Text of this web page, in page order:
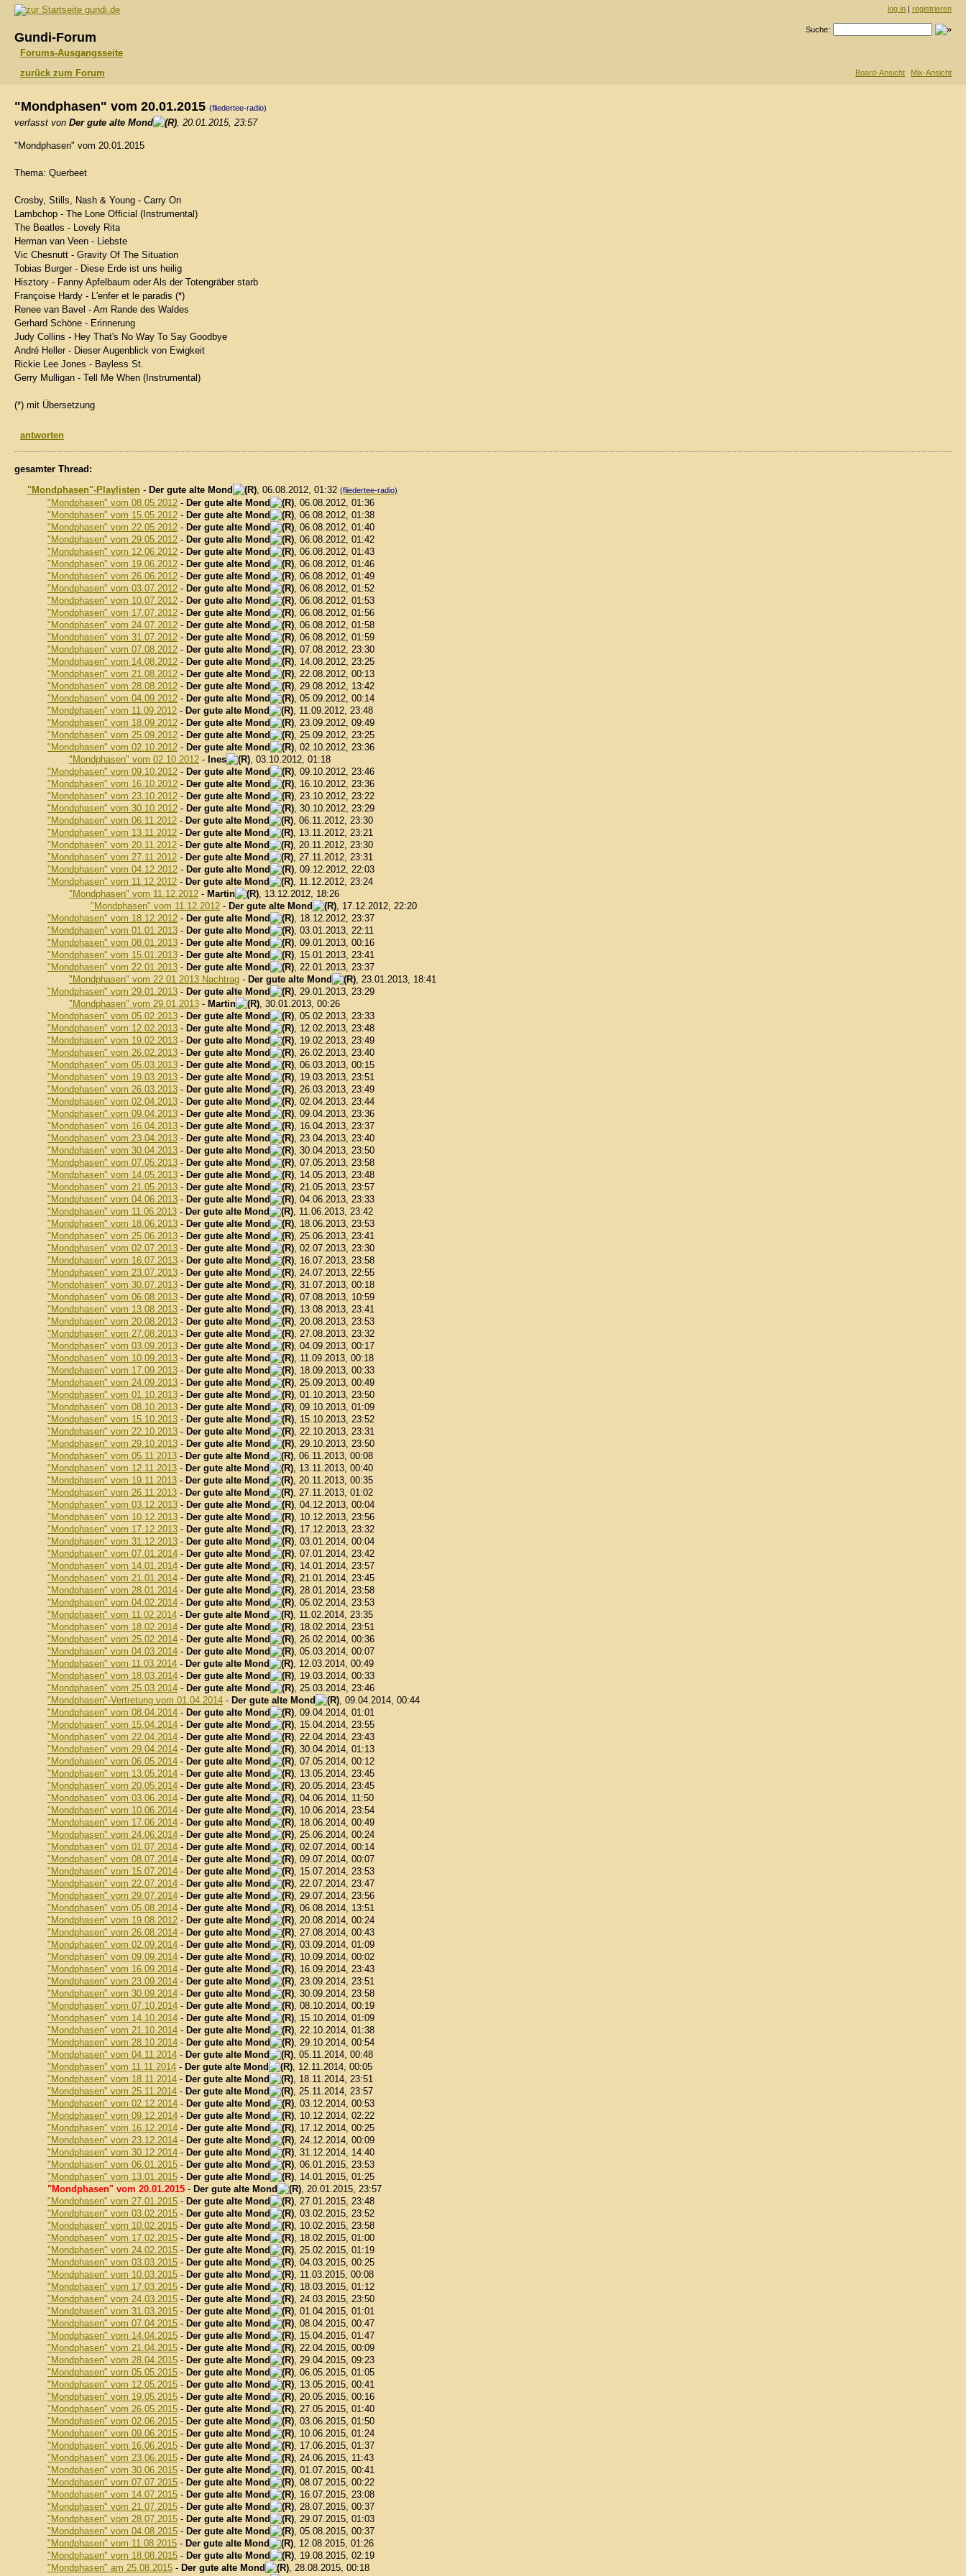
gundi.de
Gundi-Forum
Forums-Ausgangsseite
log in | registrieren
Suche:
zurück zum Forum Board-Ansicht Mix-Ansicht
"Mondphasen" vom 20.01.2015 (fliedertee-radio)
verfasst von Der gute alte Mond , 20.01.2015, 23:57
"Mondphasen" vom 20.01.2015
Thema: Querbeet
Crosby, Stills, Nash & Young - Carry On
Lambchop - The Lone Official (Instrumental)
The Beatles - Lovely Rita
Herman van Veen - Liebste
Vic Chesnutt - Gravity Of The Situation
Tobias Burger - Diese Erde ist uns heilig
Hisztory - Fanny Apfelbaum oder Als der Totengräber starb
Françoise Hardy - L'enfer et le paradis (*)
Renee van Bavel - Am Rande des Waldes
Gerhard Schöne - Erinnerung
Judy Collins - Hey That's No Way To Say Goodbye
André Heller - Dieser Augenblick von Ewigkeit
Rickie Lee Jones - Bayless St.
Gerry Mulligan - Tell Me When (Instrumental)
(*) mit Übersetzung
antworten
gesamter Thread:
"Mondphasen"-Playlisten - Der gute alte Mond , 06.08.2012, 01:32 (fliedertee-radio)
"Mondphasen" vom 08.05.2012 - Der gute alte Mond
, 06.08.2012, 01:36
"Mondphasen" vom 15.05.2012 - Der gute alte Mond
, 06.08.2012, 01:38
"Mondphasen" vom 22.05.2012 - Der gute alte Mond
, 06.08.2012, 01:40
"Mondphasen" vom 29.05.2012 - Der gute alte Mond
, 06.08.2012, 01:42
"Mondphasen" vom 12.06.2012 - Der gute alte Mond
, 06.08.2012, 01:43
"Mondphasen" vom 19.06.2012 - Der gute alte Mond
, 06.08.2012, 01:46
"Mondphasen" vom 26.06.2012 - Der gute alte Mond
, 06.08.2012, 01:49
"Mondphasen" vom 03.07.2012 - Der gute alte Mond
, 06.08.2012, 01:52
"Mondphasen" vom 10.07.2012 - Der gute alte Mond
, 06.08.2012, 01:53
"Mondphasen" vom 17.07.2012 - Der gute alte Mond
, 06.08.2012, 01:56
"Mondphasen" vom 24.07.2012 - Der gute alte Mond
, 06.08.2012, 01:58
"Mondphasen" vom 31.07.2012 - Der gute alte Mond
, 06.08.2012, 01:59
"Mondphasen" vom 07.08.2012 - Der gute alte Mond
, 07.08.2012, 23:30
"Mondphasen" vom 14.08.2012 - Der gute alte Mond
, 14.08.2012, 23:25
"Mondphasen" vom 21.08.2012 - Der gute alte Mond
, 22.08.2012, 00:13
"Mondphasen" vom 28.08.2012 - Der gute alte Mond
, 29.08.2012, 13:42
"Mondphasen" vom 04.09.2012 - Der gute alte Mond
, 05.09.2012, 00:14
"Mondphasen" vom 11.09.2012 - Der gute alte Mond
, 11.09.2012, 23:48
"Mondphasen" vom 18.09.2012 - Der gute alte Mond
, 23.09.2012, 09:49
"Mondphasen" vom 25.09.2012 - Der gute alte Mond
, 25.09.2012, 23:25
"Mondphasen" vom 02.10.2012 - Der gute alte Mond
, 02.10.2012, 23:36
"Mondphasen" vom 02.10.2012 - Ines
, 03.10.2012, 01:18
"Mondphasen" vom 09.10.2012 - Der gute alte Mond
, 09.10.2012, 23:46
"Mondphasen" vom 16.10.2012 - Der gute alte Mond
, 16.10.2012, 23:36
"Mondphasen" vom 23.10.2012 - Der gute alte Mond
, 23.10.2012, 23:22
"Mondphasen" vom 30.10.2012 - Der gute alte Mond
, 30.10.2012, 23:29
"Mondphasen" vom 06.11.2012 - Der gute alte Mond
, 06.11.2012, 23:30
"Mondphasen" vom 13.11.2012 - Der gute alte Mond
, 13.11.2012, 23:21
"Mondphasen" vom 20.11.2012 - Der gute alte Mond
, 20.11.2012, 23:30
"Mondphasen" vom 27.11.2012 - Der gute alte Mond
, 27.11.2012, 23:31
"Mondphasen" vom 04.12.2012 - Der gute alte Mond
, 09.12.2012, 22:03
"Mondphasen" vom 11.12.2012 - Der gute alte Mond
, 11.12.2012, 23:24
"Mondphasen" vom 11.12.2012 - Martin
, 13.12.2012, 18:26
"Mondphasen" vom 11.12.2012 - Der gute alte Mond
, 17.12.2012, 22:20
"Mondphasen" vom 18.12.2012 - Der gute alte Mond
, 18.12.2012, 23:37
"Mondphasen" vom 01.01.2013 - Der gute alte Mond
, 03.01.2013, 22:11
"Mondphasen" vom 08.01.2013 - Der gute alte Mond
, 09.01.2013, 00:16
"Mondphasen" vom 15.01.2013 - Der gute alte Mond
, 15.01.2013, 23:41
"Mondphasen" vom 22.01.2013 - Der gute alte Mond
, 22.01.2013, 23:37
"Mondphasen" vom 22.01.2013 Nachtrag - Der gute alte Mond
, 23.01.2013, 18:41
"Mondphasen" vom 29.01.2013 - Der gute alte Mond
, 29.01.2013, 23:29
"Mondphasen" vom 29.01.2013 - Martin
, 30.01.2013, 00:26
"Mondphasen" vom 05.02.2013 - Der gute alte Mond
, 05.02.2013, 23:33
"Mondphasen" vom 12.02.2013 - Der gute alte Mond
, 12.02.2013, 23:48
"Mondphasen" vom 19.02.2013 - Der gute alte Mond
, 19.02.2013, 23:49
"Mondphasen" vom 26.02.2013 - Der gute alte Mond
, 26.02.2013, 23:40
"Mondphasen" vom 05.03.2013 - Der gute alte Mond
, 06.03.2013, 00:15
"Mondphasen" vom 19.03.2013 - Der gute alte Mond
, 19.03.2013, 23:51
"Mondphasen" vom 26.03.2013 - Der gute alte Mond
, 26.03.2013, 23:49
"Mondphasen" vom 02.04.2013 - Der gute alte Mond
, 02.04.2013, 23:44
"Mondphasen" vom 09.04.2013 - Der gute alte Mond
, 09.04.2013, 23:36
"Mondphasen" vom 16.04.2013 - Der gute alte Mond
, 16.04.2013, 23:37
"Mondphasen" vom 23.04.2013 - Der gute alte Mond
, 23.04.2013, 23:40
"Mondphasen" vom 30.04.2013 - Der gute alte Mond
, 30.04.2013, 23:50
"Mondphasen" vom 07.05.2013 - Der gute alte Mond
, 07.05.2013, 23:58
"Mondphasen" vom 14.05.2013 - Der gute alte Mond
, 14.05.2013, 23:48
"Mondphasen" vom 21.05.2013 - Der gute alte Mond
, 21.05.2013, 23:57
"Mondphasen" vom 04.06.2013 - Der gute alte Mond
, 04.06.2013, 23:33
"Mondphasen" vom 11.06.2013 - Der gute alte Mond
, 11.06.2013, 23:42
"Mondphasen" vom 18.06.2013 - Der gute alte Mond
, 18.06.2013, 23:53
"Mondphasen" vom 25.06.2013 - Der gute alte Mond
, 25.06.2013, 23:41
"Mondphasen" vom 02.07.2013 - Der gute alte Mond
, 02.07.2013, 23:30
"Mondphasen" vom 16.07.2013 - Der gute alte Mond
, 16.07.2013, 23:58
"Mondphasen" vom 23.07.2013 - Der gute alte Mond
, 24.07.2013, 22:55
"Mondphasen" vom 30.07.2013 - Der gute alte Mond
, 31.07.2013, 00:18
"Mondphasen" vom 06.08.2013 - Der gute alte Mond
, 07.08.2013, 10:59
"Mondphasen" vom 13.08.2013 - Der gute alte Mond
, 13.08.2013, 23:41
"Mondphasen" vom 20.08.2013 - Der gute alte Mond
, 20.08.2013, 23:53
"Mondphasen" vom 27.08.2013 - Der gute alte Mond
, 27.08.2013, 23:32
"Mondphasen" vom 03.09.2013 - Der gute alte Mond
, 04.09.2013, 00:17
"Mondphasen" vom 10.09.2013 - Der gute alte Mond
, 11.09.2013, 00:18
"Mondphasen" vom 17.09.2013 - Der gute alte Mond
, 18.09.2013, 00:33
"Mondphasen" vom 24.09.2013 - Der gute alte Mond
, 25.09.2013, 00:49
"Mondphasen" vom 01.10.2013 - Der gute alte Mond
, 01.10.2013, 23:50
"Mondphasen" vom 08.10.2013 - Der gute alte Mond
, 09.10.2013, 01:09
"Mondphasen" vom 15.10.2013 - Der gute alte Mond
, 15.10.2013, 23:52
"Mondphasen" vom 22.10.2013 - Der gute alte Mond
, 22.10.2013, 23:31
"Mondphasen" vom 29.10.2013 - Der gute alte Mond
, 29.10.2013, 23:50
"Mondphasen" vom 05.11.2013 - Der gute alte Mond
, 06.11.2013, 00:08
"Mondphasen" vom 12.11.2013 - Der gute alte Mond
, 13.11.2013, 00:40
"Mondphasen" vom 19.11.2013 - Der gute alte Mond
, 20.11.2013, 00:35
"Mondphasen" vom 26.11.2013 - Der gute alte Mond
, 27.11.2013, 01:02
"Mondphasen" vom 03.12.2013 - Der gute alte Mond
, 04.12.2013, 00:04
"Mondphasen" vom 10.12.2013 - Der gute alte Mond
, 10.12.2013, 23:56
"Mondphasen" vom 17.12.2013 - Der gute alte Mond
, 17.12.2013, 23:32
"Mondphasen" vom 31.12.2013 - Der gute alte Mond
, 03.01.2014, 00:04
"Mondphasen" vom 07.01.2014 - Der gute alte Mond
, 07.01.2014, 23:42
"Mondphasen" vom 14.01.2014 - Der gute alte Mond
, 14.01.2014, 23:57
"Mondphasen" vom 21.01.2014 - Der gute alte Mond
, 21.01.2014, 23:45
"Mondphasen" vom 28.01.2014 - Der gute alte Mond
, 28.01.2014, 23:58
"Mondphasen" vom 04.02.2014 - Der gute alte Mond
, 05.02.2014, 23:53
"Mondphasen" vom 11.02.2014 - Der gute alte Mond
, 11.02.2014, 23:35
"Mondphasen" vom 18.02.2014 - Der gute alte Mond
, 18.02.2014, 23:51
"Mondphasen" vom 25.02.2014 - Der gute alte Mond
, 26.02.2014, 00:36
"Mondphasen" vom 04.03.2014 - Der gute alte Mond
, 05.03.2014, 00:07
"Mondphasen" vom 11.03.2014 - Der gute alte Mond
, 12.03.2014, 00:49
"Mondphasen" vom 18.03.2014 - Der gute alte Mond
, 19.03.2014, 00:33
"Mondphasen" vom 25.03.2014 - Der gute alte Mond
, 25.03.2014, 23:46
"Mondphasen"-Vertretung vom 01.04.2014 - Der gute alte Mond
, 09.04.2014, 00:44
"Mondphasen" vom 08.04.2014 - Der gute alte Mond
, 09.04.2014, 01:01
"Mondphasen" vom 15.04.2014 - Der gute alte Mond
, 15.04.2014, 23:55
"Mondphasen" vom 22.04.2014 - Der gute alte Mond
, 22.04.2014, 23:43
"Mondphasen" vom 29.04.2014 - Der gute alte Mond
, 30.04.2014, 01:13
"Mondphasen" vom 06.05.2014 - Der gute alte Mond
, 07.05.2014, 00:12
"Mondphasen" vom 13.05.2014 - Der gute alte Mond
, 13.05.2014, 23:45
"Mondphasen" vom 20.05.2014 - Der gute alte Mond
, 20.05.2014, 23:45
"Mondphasen" vom 03.06.2014 - Der gute alte Mond
, 04.06.2014, 11:50
"Mondphasen" vom 10.06.2014 - Der gute alte Mond
, 10.06.2014, 23:54
"Mondphasen" vom 17.06.2014 - Der gute alte Mond
, 18.06.2014, 00:49
"Mondphasen" vom 24.06.2014 - Der gute alte Mond
, 25.06.2014, 00:24
"Mondphasen" vom 01.07.2014 - Der gute alte Mond
, 02.07.2014, 00:14
"Mondphasen" vom 08.07.2014 - Der gute alte Mond
, 09.07.2014, 00:07
"Mondphasen" vom 15.07.2014 - Der gute alte Mond
, 15.07.2014, 23:53
"Mondphasen" vom 22.07.2014 - Der gute alte Mond
, 22.07.2014, 23:47
"Mondphasen" vom 29.07.2014 - Der gute alte Mond
, 29.07.2014, 23:56
"Mondphasen" vom 05.08.2014 - Der gute alte Mond
, 06.08.2014, 13:51
"Mondphasen" vom 19.08.2012 - Der gute alte Mond
, 20.08.2014, 00:24
"Mondphasen" vom 26.08.2014 - Der gute alte Mond
, 27.08.2014, 00:43
"Mondphasen" vom 02.09.2014 - Der gute alte Mond
, 03.09.2014, 01:09
"Mondphasen" vom 09.09.2014 - Der gute alte Mond
, 10.09.2014, 00:02
"Mondphasen" vom 16.09.2014 - Der gute alte Mond
, 16.09.2014, 23:43
"Mondphasen" vom 23.09.2014 - Der gute alte Mond
, 23.09.2014, 23:51
"Mondphasen" vom 30.09.2014 - Der gute alte Mond
, 30.09.2014, 23:58
"Mondphasen" vom 07.10.2014 - Der gute alte Mond
, 08.10.2014, 00:19
"Mondphasen" vom 14.10.2014 - Der gute alte Mond
, 15.10.2014, 01:09
"Mondphasen" vom 21.10.2014 - Der gute alte Mond
, 22.10.2014, 01:38
"Mondphasen" vom 28.10.2014 - Der gute alte Mond
, 29.10.2014, 00:54
"Mondphasen" vom 04.11.2014 - Der gute alte Mond
, 05.11.2014, 00:48
"Mondphasen" vom 11.11.2014 - Der gute alte Mond
, 12.11.2014, 00:05
"Mondphasen" vom 18.11.2014 - Der gute alte Mond
, 18.11.2014, 23:51
"Mondphasen" vom 25.11.2014 - Der gute alte Mond
, 25.11.2014, 23:57
"Mondphasen" vom 02.12.2014 - Der gute alte Mond
, 03.12.2014, 00:53
"Mondphasen" vom 09.12.2014 - Der gute alte Mond
, 10.12.2014, 02:22
"Mondphasen" vom 16.12.2014 - Der gute alte Mond
, 17.12.2014, 00:25
"Mondphasen" vom 23.12.2014 - Der gute alte Mond
, 24.12.2014, 00:09
"Mondphasen" vom 30.12.2014 - Der gute alte Mond
, 31.12.2014, 14:40
"Mondphasen" vom 06.01.2015 - Der gute alte Mond
, 06.01.2015, 23:53
"Mondphasen" vom 13.01.2015 - Der gute alte Mond
, 14.01.2015, 01:25
"Mondphasen" vom 20.01.2015 - Der gute alte Mond
, 20.01.2015, 23:57
"Mondphasen" vom 27.01.2015 - Der gute alte Mond
, 27.01.2015, 23:48
"Mondphasen" vom 03.02.2015 - Der gute alte Mond
, 03.02.2015, 23:52
"Mondphasen" vom 10.02.2015 - Der gute alte Mond
, 10.02.2015, 23:58
"Mondphasen" vom 17.02.2015 - Der gute alte Mond
, 18.02.2015, 01:00
"Mondphasen" vom 24.02.2015 - Der gute alte Mond
, 25.02.2015, 01:19
"Mondphasen" vom 03.03.2015 - Der gute alte Mond
, 04.03.2015, 00:25
"Mondphasen" vom 10.03.2015 - Der gute alte Mond
, 11.03.2015, 00:08
"Mondphasen" vom 17.03.2015 - Der gute alte Mond
, 18.03.2015, 01:12
"Mondphasen" vom 24.03.2015 - Der gute alte Mond
, 24.03.2015, 23:50
"Mondphasen" vom 31.03.2015 - Der gute alte Mond
, 01.04.2015, 01:01
"Mondphasen" vom 07.04.2015 - Der gute alte Mond
, 08.04.2015, 00:47
"Mondphasen" vom 14.04.2015 - Der gute alte Mond
, 15.04.2015, 01:47
"Mondphasen" vom 21.04.2015 - Der gute alte Mond
, 22.04.2015, 00:09
"Mondphasen" vom 28.04.2015 - Der gute alte Mond
, 29.04.2015, 09:23
"Mondphasen" vom 05.05.2015 - Der gute alte Mond
, 06.05.2015, 01:05
"Mondphasen" vom 12.05.2015 - Der gute alte Mond
, 13.05.2015, 00:41
"Mondphasen" vom 19.05.2015 - Der gute alte Mond
, 20.05.2015, 00:16
"Mondphasen" vom 26.05.2015 - Der gute alte Mond
, 27.05.2015, 01:40
"Mondphasen" vom 02.06.2015 - Der gute alte Mond
, 03.06.2015, 01:50
"Mondphasen" vom 09.06.2015 - Der gute alte Mond
, 10.06.2015, 01:24
"Mondphasen" vom 16.06.2015 - Der gute alte Mond
, 17.06.2015, 01:37
"Mondphasen" vom 23.06.2015 - Der gute alte Mond
, 24.06.2015, 11:43
"Mondphasen" vom 30.06.2015 - Der gute alte Mond
, 01.07.2015, 00:41
"Mondphasen" vom 07.07.2015 - Der gute alte Mond
, 08.07.2015, 00:22
"Mondphasen" vom 14.07.2015 - Der gute alte Mond
, 16.07.2015, 23:08
"Mondphasen" vom 21.07.2015 - Der gute alte Mond
, 28.07.2015, 00:37
"Mondphasen" vom 28.07.2015 - Der gute alte Mond
, 29.07.2015, 01:03
"Mondphasen" vom 04.08.2015 - Der gute alte Mond
, 05.08.2015, 00:37
"Mondphasen" vom 11.08.2015 - Der gute alte Mond
, 12.08.2015, 01:26
"Mondphasen" vom 18.08.2015 - Der gute alte Mond
, 19.08.2015, 02:19
"Mondphasen" am 25.08.2015 - Der gute alte Mond
, 28.08.2015, 00:18